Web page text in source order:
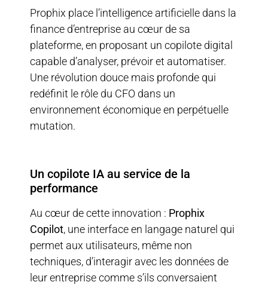
Prophix place l’intelligence artificielle dans la
finance d’entreprise au cœur de sa
plateforme, en proposant un copilote digital
capable d’analyser, prévoir et automatiser.
Une révolution douce mais profonde qui
redéfinit le rôle du CFO dans un
environnement économique en perpétuelle
mutation.
Un copilote IA au service de la
performance
Au cœur de cette innovation : Prophix
Copilot, une interface en langage naturel qui
permet aux utilisateurs, même non
techniques, d’interagir avec les données de
leur entreprise comme s’ils conversaient